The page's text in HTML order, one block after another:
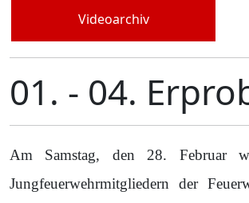
Videoarchiv
01. - 04.
Am Samstag, den 28. Februar
Jungfeuerwehrmitgliedern der